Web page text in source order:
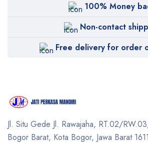
100% Money
Non-contact
Free delivery for order
Jl. Situ Gede Jl. Rawajaha, RT.02/
Bogor Barat, Kota Bogor, Jawa Barat